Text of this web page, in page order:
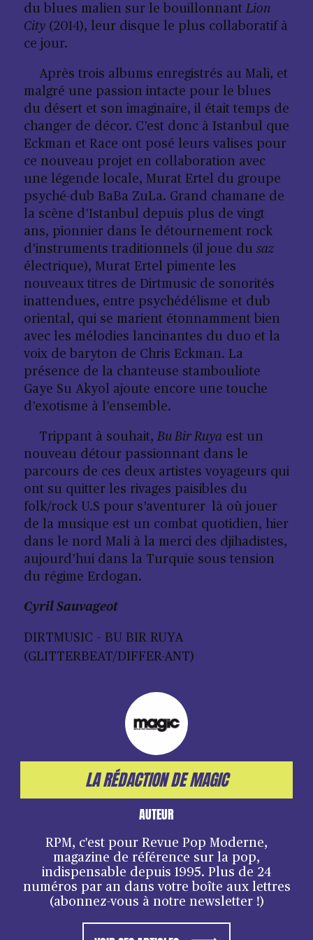
du blues malien sur le bouillonnant Lion
City(2014), leur disque le plus collaboratif à
ce jour.
Après trois albums enregistrés au Mali, et
malgré une passion intacte pour le blues
du désert et son imaginaire, il était temps de
changer de décor. C’est donc à Istanbul que
Eckman et Race ont posé leurs valises pour
ce nouveau projet en collaboration avec
une légende locale, Murat Ertel du groupe
psyché-dub BaBa ZuLa. Grand chamane de
la scène d’Istanbul depuis plus de vingt
ans, pionnier dans le détournement rock
d’instruments traditionnels (il joue du saz
électrique), Murat Ertel pimente les
nouveaux titres de Dirtmusic de sonorités
inattendues, entre psychédélisme et dub
oriental, qui se marient étonnamment bien
avec les mélodies lancinantes du duo et la
voix de baryton de Chris Eckman. La
présence de la chanteuse stambouliote
Gaye Su Akyol ajoute encore une touche
d’exotisme à l’ensemble.
Trippant à souhait, Bu Bir Ruya est un
nouveau détour passionnant dans le
parcours de ces deux artistes voyageurs qui
ont su quitter les rivages paisibles du
folk/rock U.S pour s’aventurer là où jouer
de la musique est un combat quotidien, hier
dans le nord Mali à la merci des djihadistes,
aujourd’hui dans la Turquie sous tension
du régime Erdogan.
Cyril Sauvageot
DIRTMUSIC – BU BIR RUYA
(GLITTERBEAT/DIFFER-ANT)
LA RÉDACTION DE MAGIC
AUTEUR
RPM, c'est pour Revue Pop Moderne,
magazine de référence sur la pop,
indispensable depuis 1995. Plus de 24
numéros par an dans votre boîte aux lettres
(abonnez-vous à notre newsletter !)